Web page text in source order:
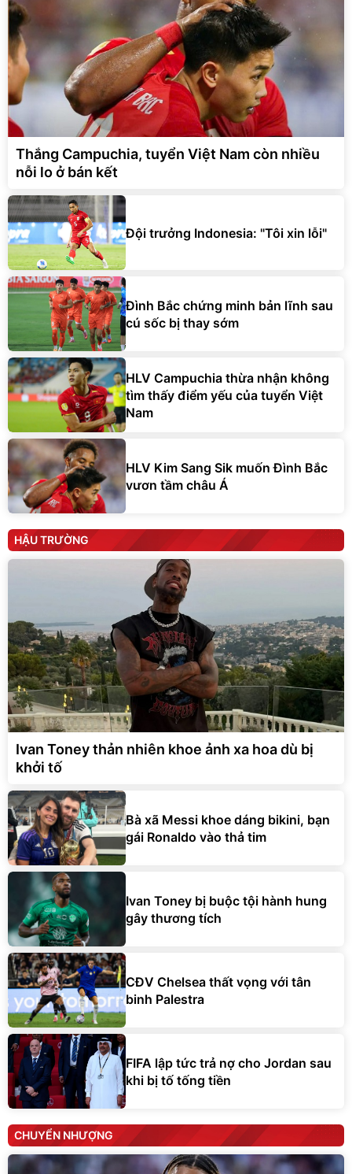
Thắng Campuchia, tuyển Việt Nam còn nhiều
nỗi lo ở bán kết
Đội trưởng Indonesia: "Tôi xin lỗi"
Đình Bắc chứng minh bản lĩnh sau
cú sốc bị thay sớm
HLV Campuchia thừa nhận không
tìm thấy điểm yếu của tuyển Việt
Nam
HLV Kim Sang Sik muốn Đình Bắc
vươn tầm châu Á
HẬU TRƯỜNG
Ivan Toney thản nhiên khoe ảnh xa hoa dù bị
khởi tố
Bà xã Messi khoe dáng bikini, bạn
gái Ronaldo vào thả tim
Ivan Toney bị buộc tội hành hung
gây thương tích
CĐV Chelsea thất vọng với tân
binh Palestra
FIFA lập tức trả nợ cho Jordan sau
khi bị tố tống tiền
CHUYỂN NHƯỢNG